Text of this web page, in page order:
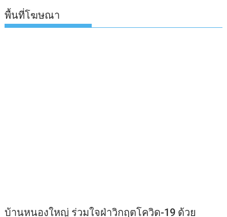
พื้นที่โฆษณา
บ้านหนองใหญ่ ร่วมใจฝ่าวิกฤตโควิด-19 ด้วย